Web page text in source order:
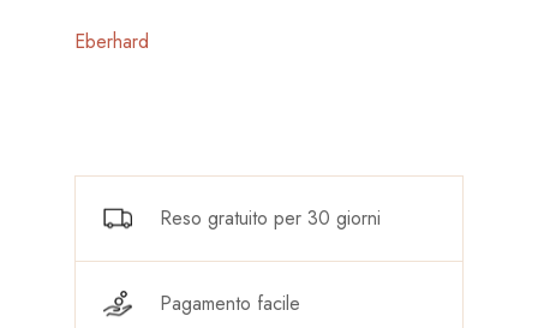
Eberhard
Reso gratuito per 30 giorni
Pagamento facile